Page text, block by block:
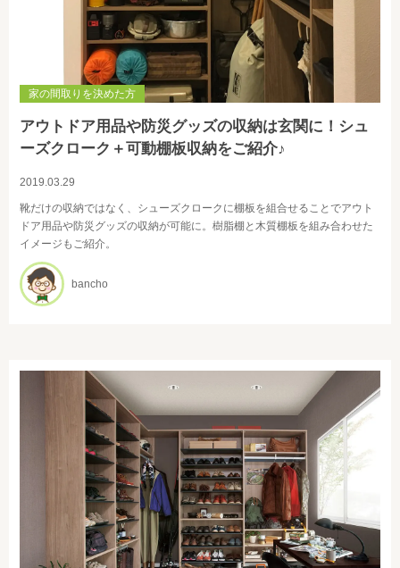
家の間取りを決めた方
アウトドア用品や防災グッズの収納は玄関に！シュ
ーズクローク＋可動棚板収納をご紹介♪
2019.03.29
靴だけの収納ではなく、シューズクロークに棚板を組合せることでアウト
ドア用品や防災グッズの収納が可能に。樹脂棚と木質棚板を組み合わせた
イメージもご紹介。
bancho